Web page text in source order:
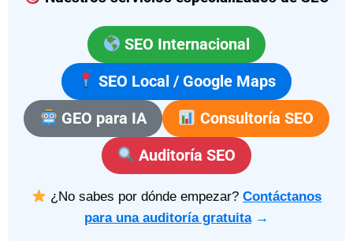
SEO Internacional
SEO Local / Google Maps
GEO para IA
Consultoría SEO
Auditoría SEO
¿No sabes por dónde empezar?Contáctanos
para una auditoría gratuita→